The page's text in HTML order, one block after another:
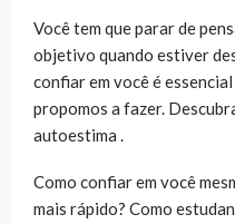
Você tem que parar de
objetivo quando estiver
confiar em você é
propomos a fazer.
autoestima .
Como confiar em você
mais rápido? Como